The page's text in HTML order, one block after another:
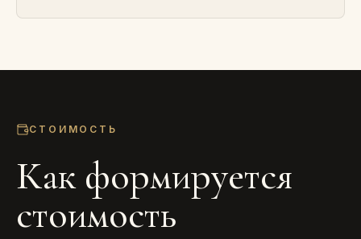
СТОИМОСТЬ
Как формируется
стоимость